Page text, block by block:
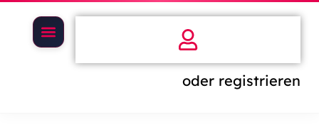
oder registrieren